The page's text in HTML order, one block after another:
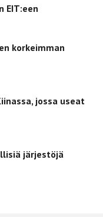
EIT:een
korkeimman
jossa useat
järjestöjä